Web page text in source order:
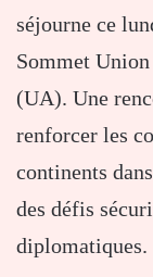
séjourne ce
Sommet
(UA). Une
renforcer les
continents
des défis
diplomatiques.